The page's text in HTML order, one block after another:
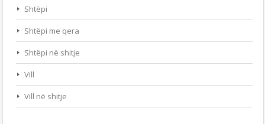
Shtëpi
Shtëpi me qera
Shtëpi në shitje
Vill
Vill në shitje